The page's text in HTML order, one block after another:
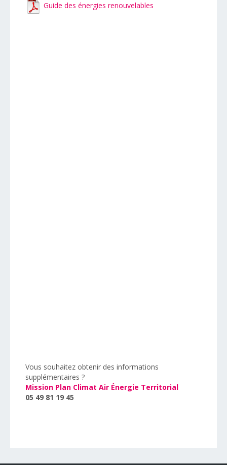
Guide des énergies renouvelables
Vous souhaitez obtenir des informations
supplémentaires ?
Mission Plan Climat Air Énergie Territorial
05 49 81 19 45